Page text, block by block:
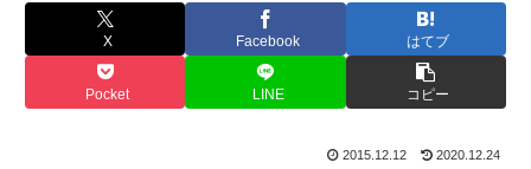
X Facebook はてブ
Pocket LINE コピー
2015.12.12 2020.12.24